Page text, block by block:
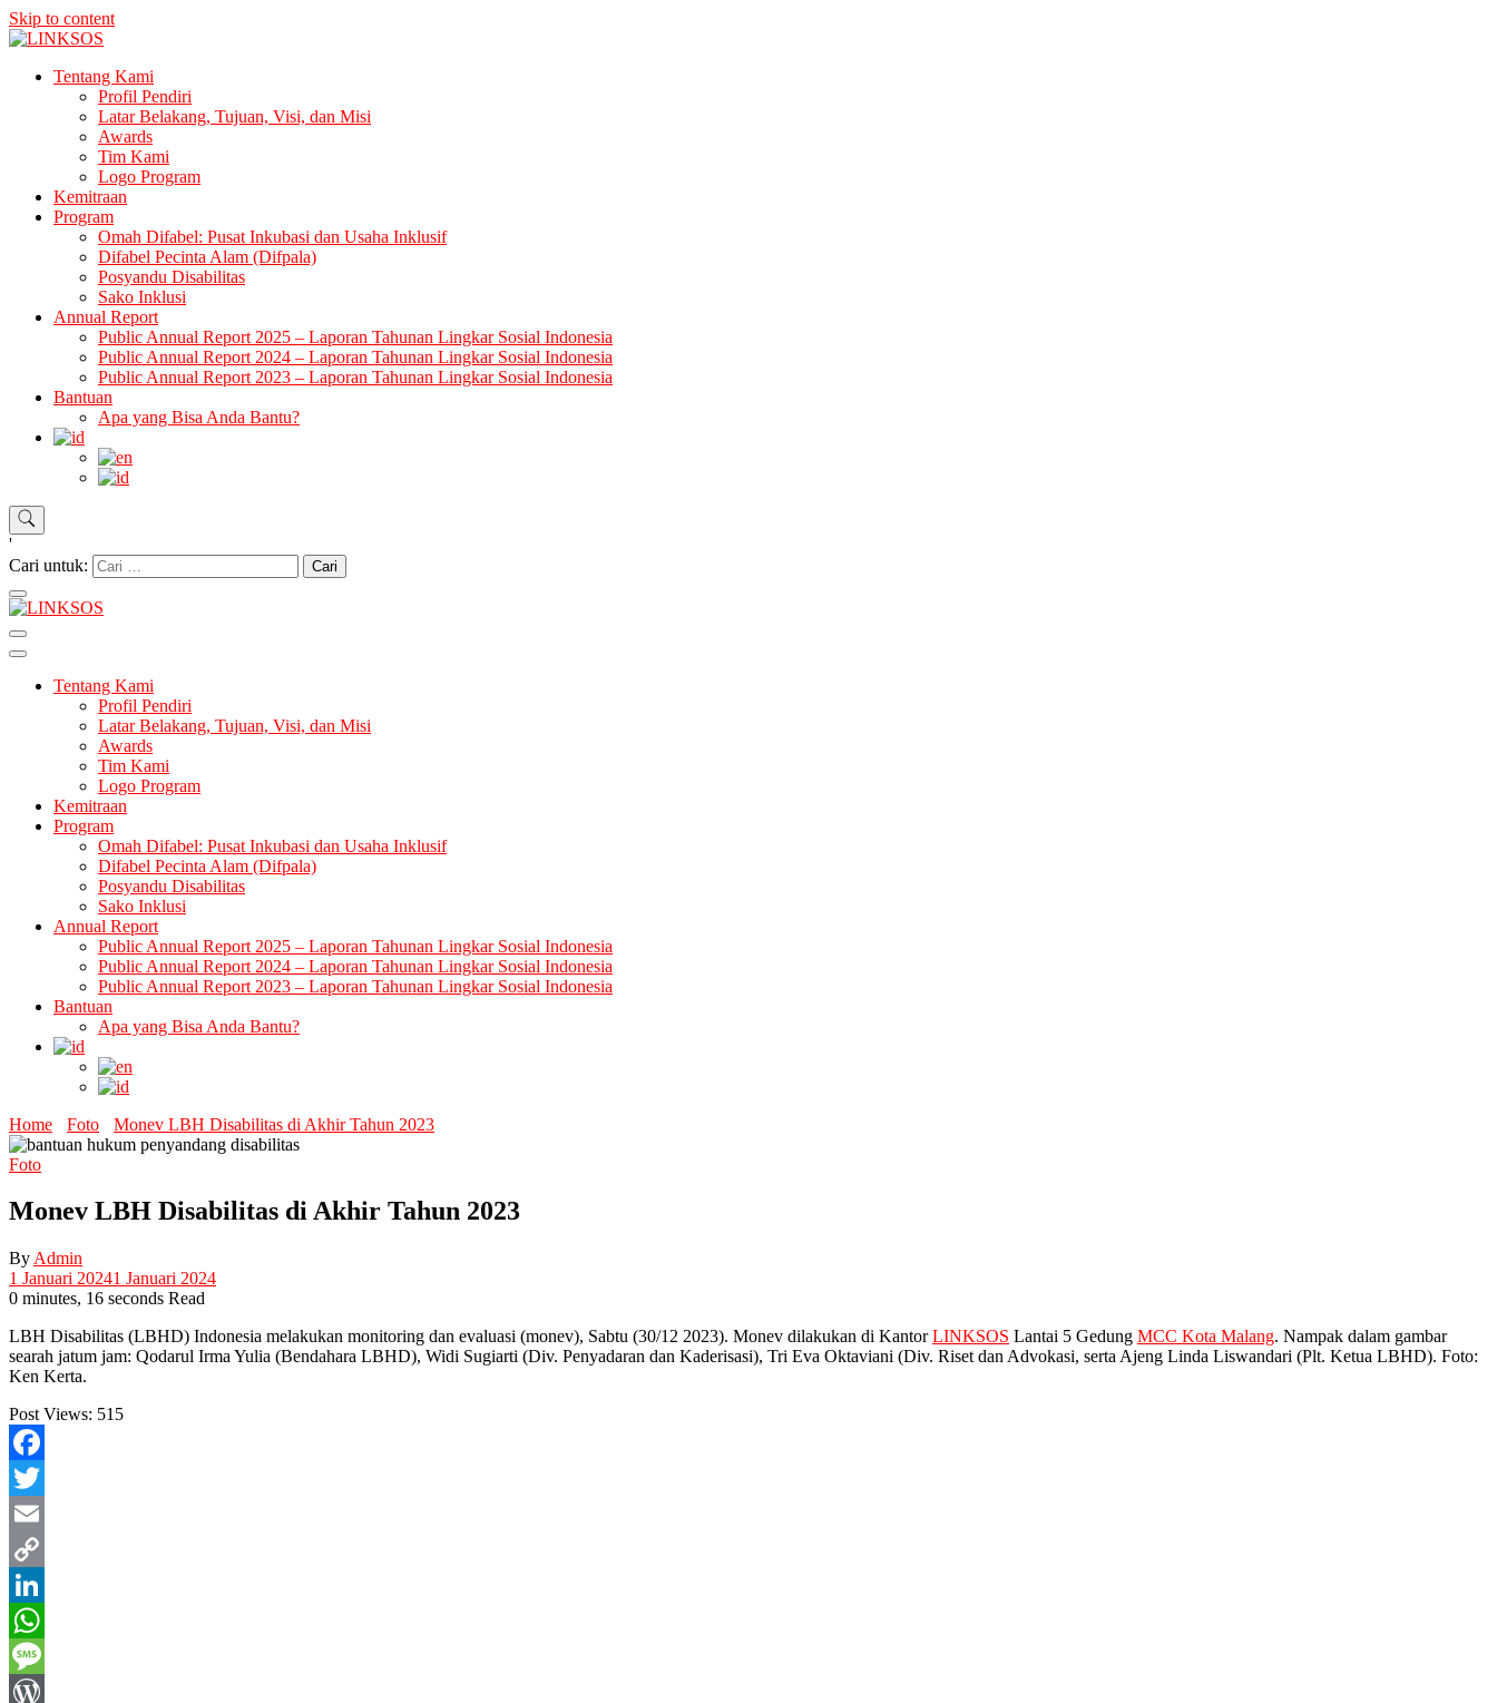
Skip to content
LINKSOSTentang Kami
Profil Pendiri
Latar Belakang, Tujuan, Visi, dan Misi
Awards
Tim Kami
Logo Program
Kemitraan
Program
Omah Difabel: Pusat Inkubasi dan Usaha Inklusif
Difabel Pecinta Alam (Difpala)
Posyandu Disabilitas
Sako Inklusi
Annual Report
Public Annual Report 2025 – Laporan Tahunan Lingkar Sosial Indonesia
Public Annual Report 2024 – Laporan Tahunan Lingkar Sosial Indonesia
Public Annual Report 2023 – Laporan Tahunan Lingkar Sosial Indonesia
Bantuan
Apa yang Bisa Anda Bantu?
'
Cari untuk:
Tentang Kami
Profil Pendiri
Latar Belakang, Tujuan, Visi, dan Misi
Awards
Tim Kami
Logo Program
Kemitraan
Program
Omah Difabel: Pusat Inkubasi dan Usaha Inklusif
Difabel Pecinta Alam (Difpala)
Posyandu Disabilitas
Sako Inklusi
Annual Report
Public Annual Report 2025 – Laporan Tahunan Lingkar Sosial Indonesia
Public Annual Report 2024 – Laporan Tahunan Lingkar Sosial Indonesia
Public Annual Report 2023 – Laporan Tahunan Lingkar Sosial Indonesia
Bantuan
Apa yang Bisa Anda Bantu?
Home Foto Monev LBH Disabilitas di Akhir Tahun 2023
Foto
Monev LBH Disabilitas di Akhir Tahun 2023
By Admin
1 Januari 20241 Januari 2024
0 minutes, 16 seconds Read
LBH Disabilitas (LBHD) Indonesia melakukan monitoring dan evaluasi (monev), Sabtu (30/12 2023). Monev dilakukan di KantorLINKSOS Lantai 5 Gedung MCC Kota Malang. Nampak dalam gambar
searah jatum jam: Qodarul Irma Yulia (Bendahara LBHD), Widi Sugiarti (Div. Penyadaran dan Kaderisasi), Tri Eva Oktaviani (Div. Riset dan Advokasi, serta Ajeng Linda Liswandari (Plt. Ketua LBHD). Foto:
Ken Kerta.
Post Views: 515
Facebook
Twitter
Email
Copy
Link
LinkedIn
WhatsApp
Message